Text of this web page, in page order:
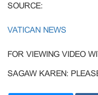
SOURCE:
VATICAN NEWS
FOR VIEWING VIDEO
SAGAW KAREN: